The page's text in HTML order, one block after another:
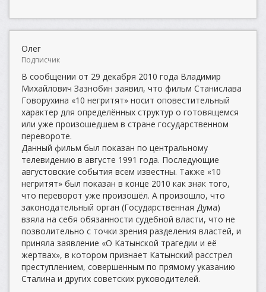
Олег
Подписчик
В сообщении от 29 декабря 2010 года Владимир
Михайлович Зазнобин заявил, что фильм Станислава
Говорухина «10 негритят» носит оповестительный
характер для определённых структур о готовящемся
или уже произошедшем в стране государственном
перевороте.
Данный фильм был показан по центральному
телевидению в августе 1991 года. Последующие
августовские события всем известны. Также «10
негритят» был показан в конце 2010 как знак того,
что переворот уже произошёл. А произошло, что
законодательный орган (Государственная Дума)
взяла на себя обязанности судебной власти, что не
позволительно с точки зрения разделения властей, и
приняла заявление «О Катынской трагедии и её
жертвах», в котором признает Катынский расстрел
преступлением, совершенным по прямому указанию
Сталина и других советских руководителей.